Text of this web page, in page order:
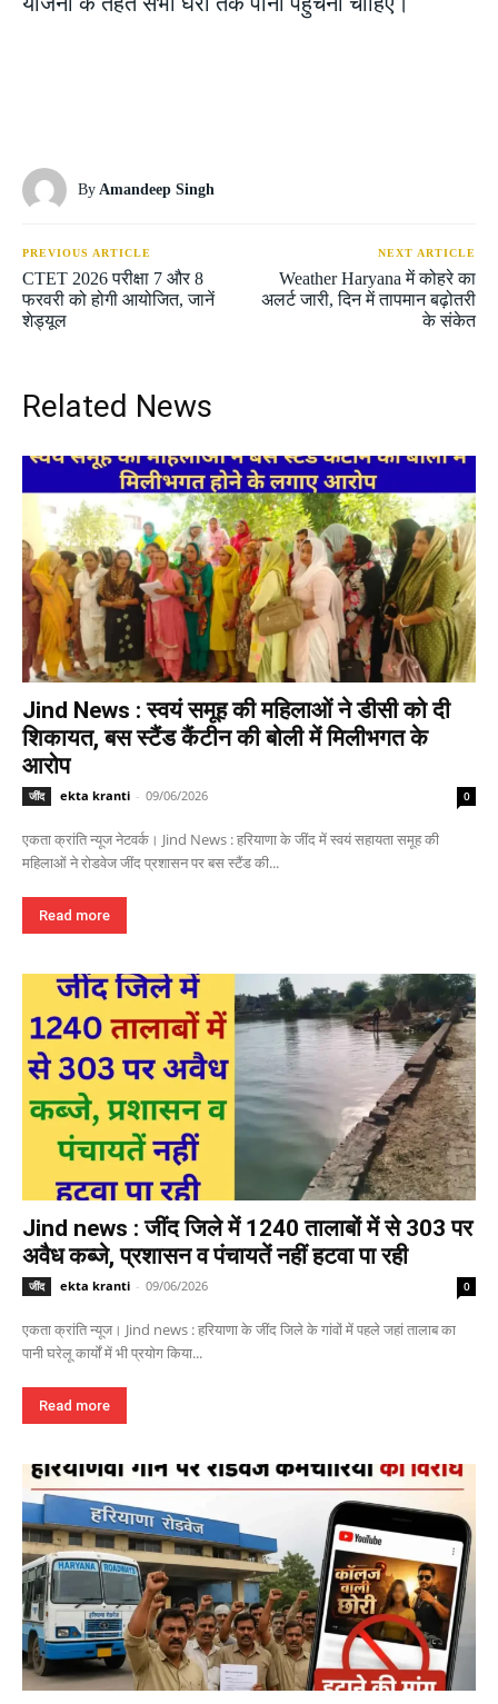
By Amandeep Singh
PREVIOUS ARTICLE
CTET 2026 परीक्षा 7 और 8
फरवरी को होगी आयोजित, जानें
शेड्यूल
NEXT ARTICLE
Weather Haryana में कोहरे का
अलर्ट जारी, दिन में तापमान बढ़ोतरी
के संकेत
Related News
Jind News : स्वयं समूह की महिलाओं ने डीसी को दी
शिकायत, बस स्टैंड कैंटीन की बोली में मिलीभगत के
आरोप
जींद ekta kranti - 09/06/2026 0
एकता क्रांति न्यूज नेटवर्क। Jind News : हरियाणा के जींद में स्वयं सहायता समूह की
महिलाओं ने रोडवेज जींद प्रशासन पर बस स्टैंड की...
Read more
Jind news : जींद जिले में 1240 तालाबों में से 303 पर
अवैध कब्जे, प्रशासन व पंचायतें नहीं हटवा पा रही
जींद ekta kranti - 09/06/2026 0
एकता क्रांति न्यूज। Jind news : हरियाणा के जींद जिले के गांवों में पहले जहां तालाब का
पानी घरेलू कार्यों में भी प्रयोग किया...
Read more